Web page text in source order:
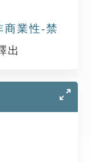
商業性-禁
出